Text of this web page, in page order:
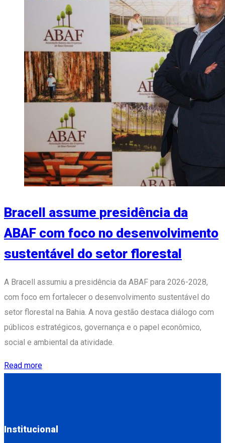
Bracell assume presidência da
ABAF com foco no desenvolvimento
sustentável do setor florestal
A Bracell assumiu a presidência da ABAF para 2026-2028,
com foco em fortalecer o desenvolvimento sustentável do
setor florestal na Bahia. A nova gestão destaca diálogo com
públicos estratégicos, governança e o papel econômico,
social e ambiental da atividade.
Read more
Institucional